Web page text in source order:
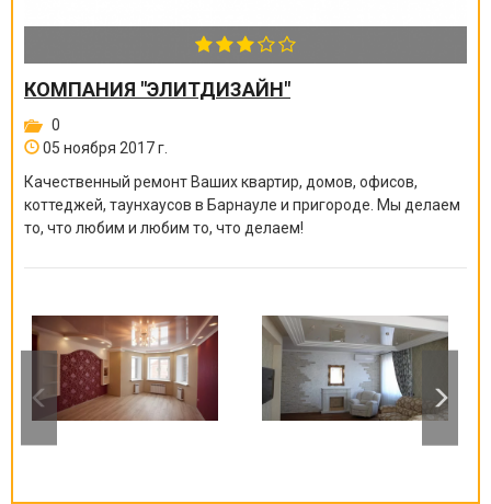
КОМПАНИЯ "ЭЛИТДИЗАЙН"
0
05 ноября 2017 г.
Качественный ремонт Ваших квартир, домов, офисов,
коттеджей, таунхаусов в Барнауле и пригороде. Мы делаем
то, что любим и любим то, что делаем!